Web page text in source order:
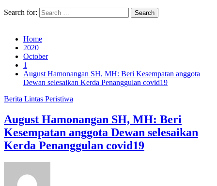
Search for:
Home
2020
October
1
August Hamonangan SH, MH: Beri Kesempatan anggota
Dewan selesaikan Kerda Penanggulan covid19
Berita Lintas Peristiwa
August Hamonangan SH, MH: Beri
Kesempatan anggota Dewan selesaikan
Kerda Penanggulan covid19